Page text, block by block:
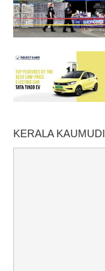
KERALA KAUMUDI